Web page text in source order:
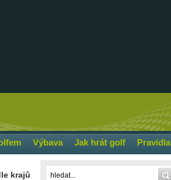
Výbava Jak hrát golf Pravidla
krajů